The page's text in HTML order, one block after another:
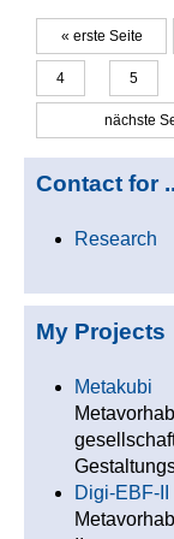
Seiten
« erste Seite
4 5
nächste
Contact for
Research
My Projects
Metakubi
Digi-EBF-II